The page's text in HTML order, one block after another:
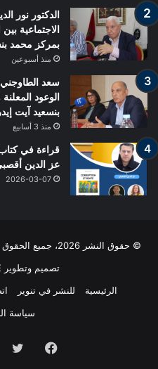
الدكتور نور
الاجتماعية
بمركز محمد
منذ أسبوعين
سعد الطاوجني
الوعود
بنسعيد آيت إيدر
منذ 3 أسابيع
عز الدين
2026-03-07
تصميم وتطوير
الرئيسية
للنشر في تنوير
سياسة
فيسبوك